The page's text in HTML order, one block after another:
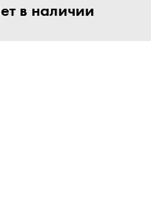
в наличии